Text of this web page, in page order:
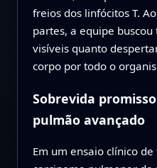
freios dos linfócitos T.
partes, a equipe
visíveis quanto
corpo por todo o
Sobrevida
pulmão avançado
Em um ensaio clínico